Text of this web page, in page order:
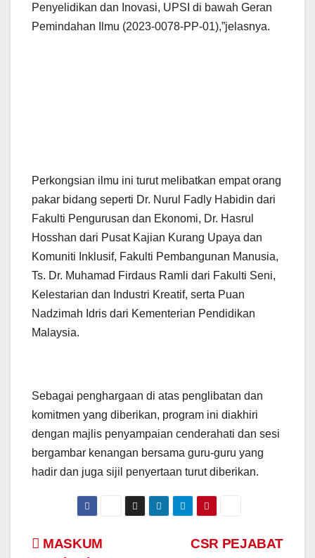
Penyelidikan dan Inovasi, UPSI di bawah Geran
Pemindahan Ilmu (2023-0078-PP-01),”jelasnya.
Perkongsian ilmu ini turut melibatkan empat orang
pakar bidang seperti Dr. Nurul Fadly Habidin dari
Fakulti Pengurusan dan Ekonomi, Dr. Hasrul
Hosshan dari Pusat Kajian Kurang Upaya dan
Komuniti Inklusif, Fakulti Pembangunan Manusia,
Ts. Dr. Muhamad Firdaus Ramli dari Fakulti Seni,
Kelestarian dan Industri Kreatif, serta Puan
Nadzimah Idris dari Kementerian Pendidikan
Malaysia.
Sebagai penghargaan di atas penglibatan dan
komitmen yang diberikan, program ini diakhiri
dengan majlis penyampaian cenderahati dan sesi
bergambar kenangan bersama guru-guru yang
hadir dan juga sijil penyertaan turut diberikan.
Navigasi
CSR PEJABAT
MASKUM